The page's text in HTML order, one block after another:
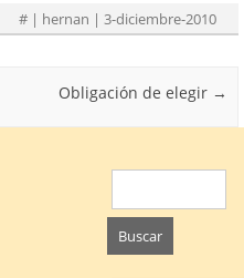
# | hernan | 3-diciembre-2010
Obligación de elegir →